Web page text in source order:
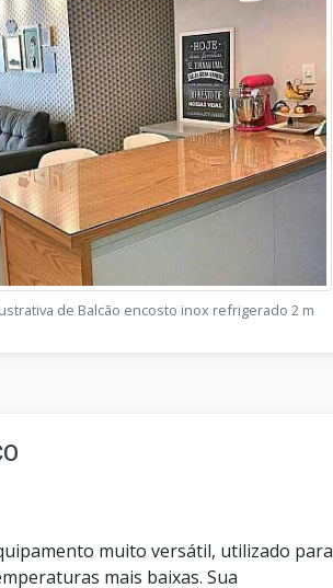
de Balcão encosto inox refrigerado 2 m
muito versátil, utilizado para
mais baixas. Sua